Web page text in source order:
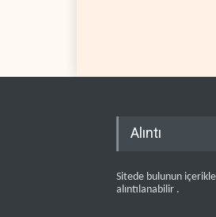
Alıntı
Sitede bulunun
alıntılanabilir .